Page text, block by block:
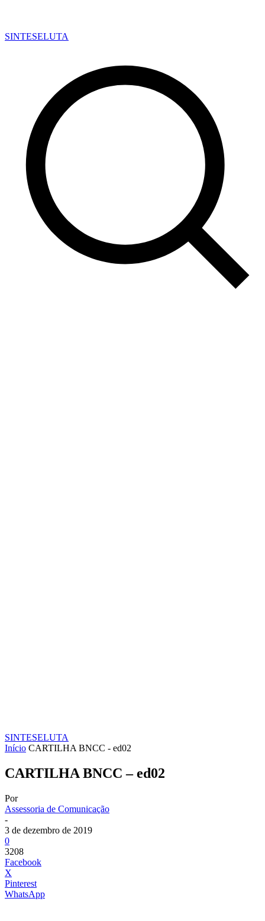
SINTESELUTA
SINTESELUTA
Início CARTILHA BNCC - ed02
CARTILHA BNCC – ed02
Por
Assessoria de Comunicação
-
3 de dezembro de 2019
0
3208
Facebook
X
Pinterest
WhatsApp